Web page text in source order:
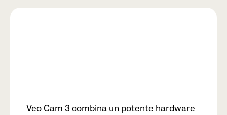
Veo Cam 3 combina un potente hardware